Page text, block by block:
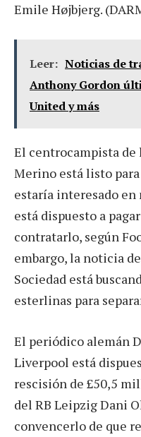
Emile Højbjerg.
Leer: Noticias de
Anthony Gordon
United y más
El centrocampista de
Merino está listo
estaría interesado en
está dispuesto a
contratarlo, según
embargo, la noticia
Sociedad está
esterlinas para
El periódico alemán
Liverpool está
rescisión de £50,5
del RB Leipzig Dani
convencerlo de que